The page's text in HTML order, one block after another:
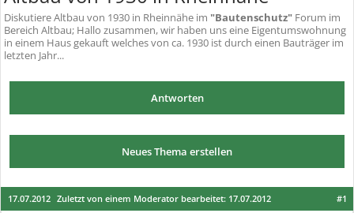
DiskutiereAltbau von 1930 in Rheinnähe im "Bautenschutz" Forum im
Bereich Altbau; Hallo zusammen, wir haben uns eine Eigentumswohnung
in einem Haus gekauft welches von ca. 1930 ist durch einen Bauträger im
letzten Jahr...
Antworten
Neues Thema erstellen
#1
17.07.2012 Zuletzt von einem Moderator bearbeitet: 17.07.2012